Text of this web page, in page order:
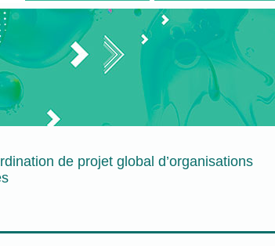
de projet global d’organisations